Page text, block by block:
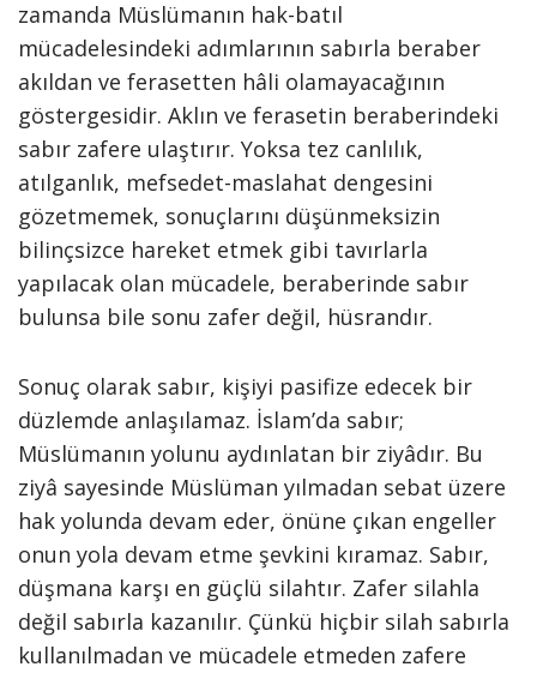
zamanda Müslümanın hak-batıl
mücadelesindeki adımlarının sabırla beraber
akıldan ve ferasetten hâli olamayacağının
göstergesidir. Aklın ve ferasetin beraberindeki
sabır zafere ulaştırır. Yoksa tez canlılık,
atılganlık, mefsedet-maslahat dengesini
gözetmemek, sonuçlarını düşünmeksizin
bilinçsizce hareket etmek gibi tavırlarla
yapılacak olan mücadele, beraberinde sabır
bulunsa bile sonu zafer değil, hüsrandır.
Sonuç olarak sabır, kişiyi pasifize edecek bir
düzlemde anlaşılamaz. İslam’da sabır;
Müslümanın yolunu aydınlatan bir ziyâdır. Bu
ziyâ sayesinde Müslüman yılmadan sebat üzere
hak yolunda devam eder, önüne çıkan engeller
onun yola devam etme şevkini kıramaz. Sabır,
düşmana karşı en güçlü silahtır. Zafer silahla
değil sabırla kazanılır. Çünkü hiçbir silah sabırla
kullanılmadan ve mücadele etmeden zafere